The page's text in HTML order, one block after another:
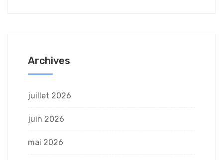
Archives
juillet 2026
juin 2026
mai 2026